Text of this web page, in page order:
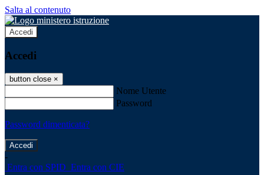
Salta al contenuto
Accedi
Accedi
button close ×
Nome Utente
Password
Password dimenticata?
-
Entra con SPID Entra con CIE